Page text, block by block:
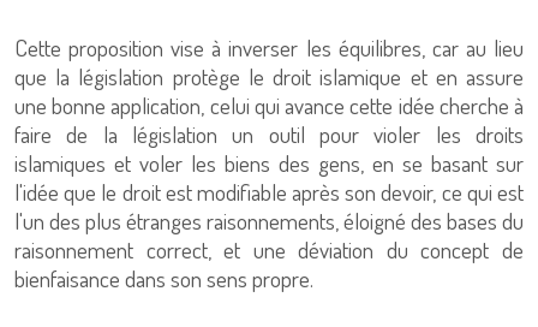
Cette proposition vise à inverser les équilibres, car au lieu
que la législation protège le droit islamique et en assure
une bonne application, celui qui avance cette idée cherche à
faire de la législation un outil pour violer les droits
islamiques et voler les biens des gens, en se basant sur
l'idée que le droit est modifiable après son devoir, ce qui est
l'un des plus étranges raisonnements, éloigné des bases du
raisonnement correct, et une déviation du concept de
bienfaisance dans son sens propre.